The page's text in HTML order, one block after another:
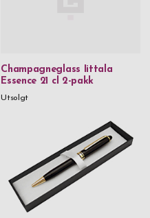
Champagneglass Iittala
Essence 21 cl 2-pakk
Utsolgt